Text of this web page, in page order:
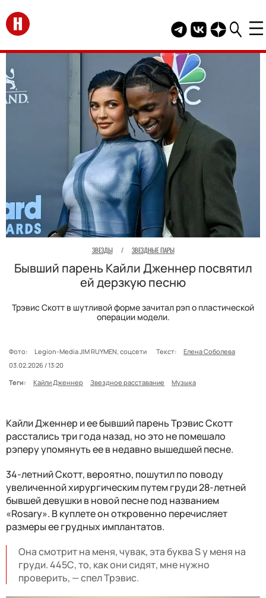
Перейти на главную
Telegram канал
Группа HELLO
Канал
ЗВЕЗДЫ / ЗВЕЗДНЫЕ ПАРЫ
Бывший парень Кайли Дженнер посвятил
ей дерзкую песню
Трэвис Скотт в шутливой форме зачитал рэп о пластической
операции модели.
Фото: Legion-Media JIM RUYMEN, соцсети Текст:
Елена Соболева
03.02.2026 / 13:20
Теги:
Кайли Дженнер Звездное расставание Музыка
Кайли Дженнер и ее бывший парень Трэвис Скотт
расстались три года назад, но это не помешало
рэперу упомянуть ее в недавно вышедшей песне.
34-летний Скотт, вероятно, пошутил по поводу
увеличенной хирургическим путем груди 28-летней
бывшей девушки в новой песне под названием
«Rosary». В куплете он откровенно перечисляет
размеры ее грудных имплантатов.
Она смотрит на меня, чувак, эта буква S у меня на
груди. 445С, то, как они сидят, мне нужно
проверить, — спел Трэвис.